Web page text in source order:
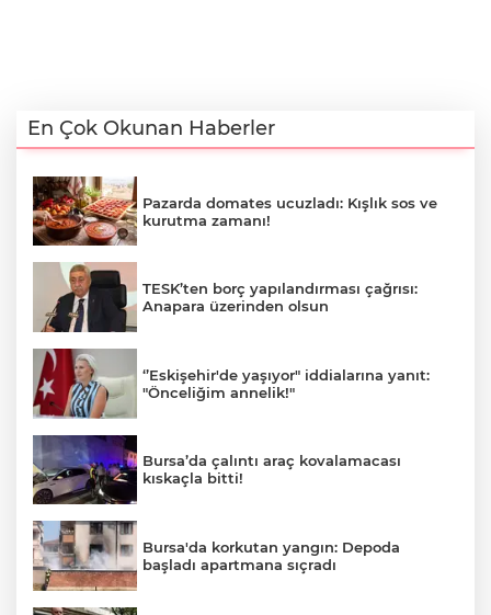
En Çok Okunan Haberler
Pazarda domates ucuzladı: Kışlık sos ve
kurutma zamanı!
TESK’ten borç yapılandırması çağrısı:
Anapara üzerinden olsun
‘’Eskişehir'de yaşıyor" iddialarına yanıt:
"Önceliğim annelik!"
Bursa’da çalıntı araç kovalamacası
kıskaçla bitti!
Bursa'da korkutan yangın: Depoda
başladı apartmana sıçradı